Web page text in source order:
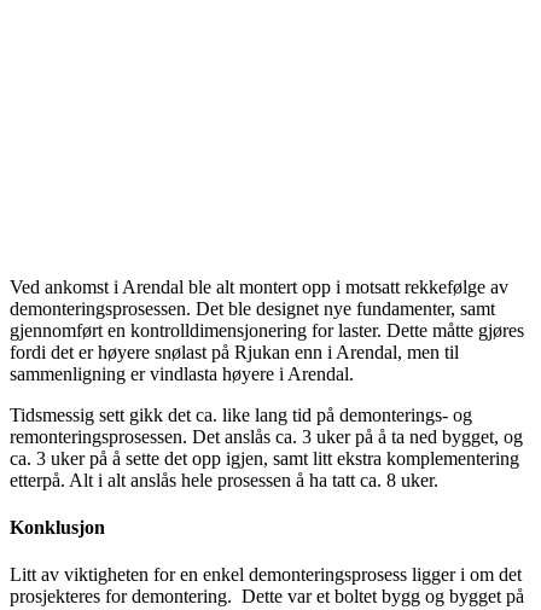
Ved ankomst i Arendal ble alt montert opp i motsatt rekkefølge av
demonteringsprosessen. Det ble designet nye fundamenter, samt
gjennomført en kontrolldimensjonering for laster. Dette måtte gjøres
fordi det er høyere snølast på Rjukan enn i Arendal, men til
sammenligning er vindlasta høyere i Arendal.
Tidsmessig sett gikk det ca. like lang tid på demonterings- og
remonteringsprosessen. Det anslås ca. 3 uker på å ta ned bygget, og
ca. 3 uker på å sette det opp igjen, samt litt ekstra komplementering
etterpå. Alt i alt anslås hele prosessen å ha tatt ca. 8 uker.
Konklusjon
Litt av viktigheten for en enkel demonteringsprosess ligger i om det
prosjekteres for demontering. Dette var et boltet bygg og bygget på